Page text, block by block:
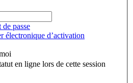
passe
électronique d’activation
en ligne lors de cette session